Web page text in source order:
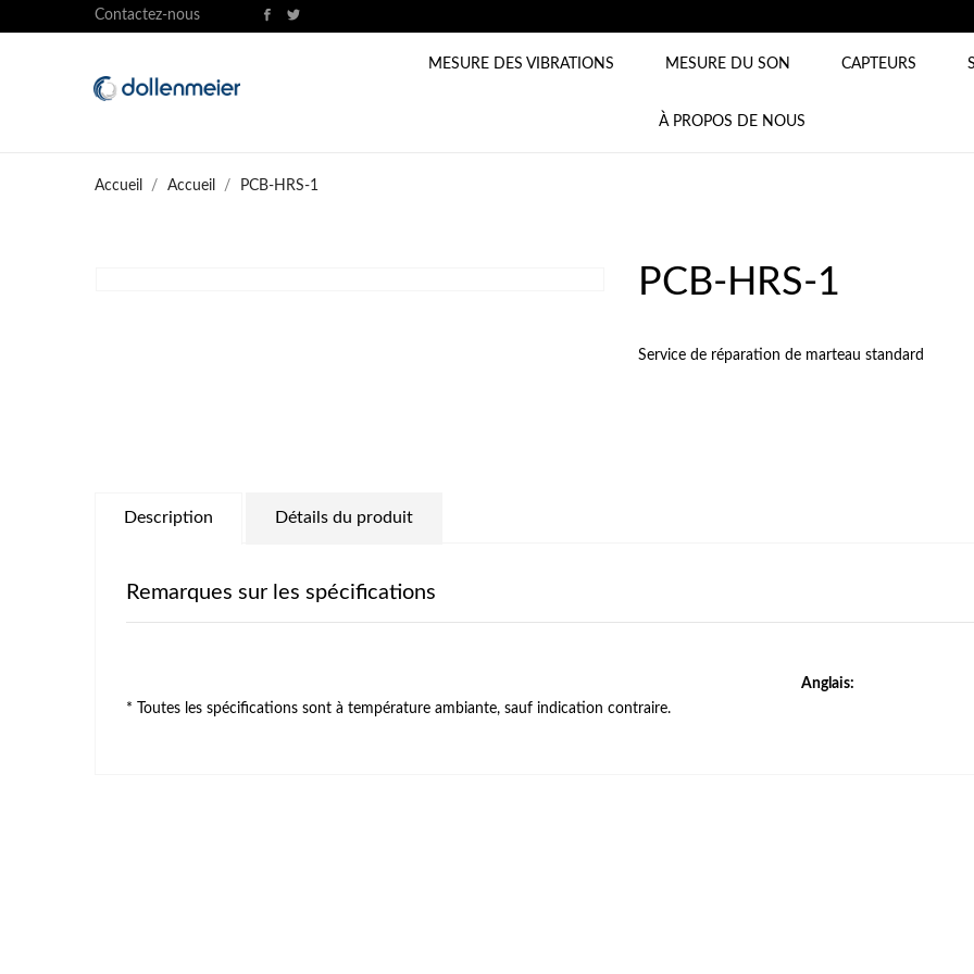
Contactez-nous
MESURE DES VIBRATIONS MESURE DU SON CAPTEURS
À PROPOS DE NOUS
Accueil Accueil PCB-HRS-1
PCB-HRS-1
Service de réparation de marteau standard
Description Détails du produit
Remarques sur les spécifications
Anglais:
* Toutes les spécifications sont à température ambiante, sauf indication contraire.